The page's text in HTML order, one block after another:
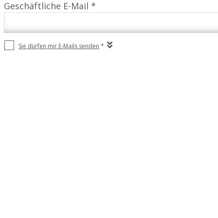
Geschäftliche E-Mail *
Sie dürfen mir E-Mails senden *